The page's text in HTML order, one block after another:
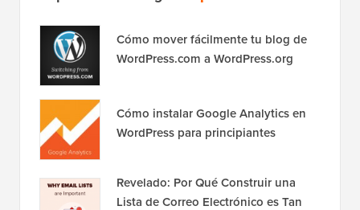
Revelado: Por Qué Construir una
Importante Hoy (6 Razones)